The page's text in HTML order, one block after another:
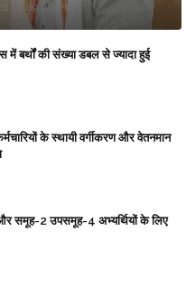
10:09:00 PM
में बर्थों की संख्या डबल से ज्यादा हुई
के स्थायी वर्गीकरण और वेतनमान
समूह-2 उपसमूह-4 अभ्यर्थियों के लिए